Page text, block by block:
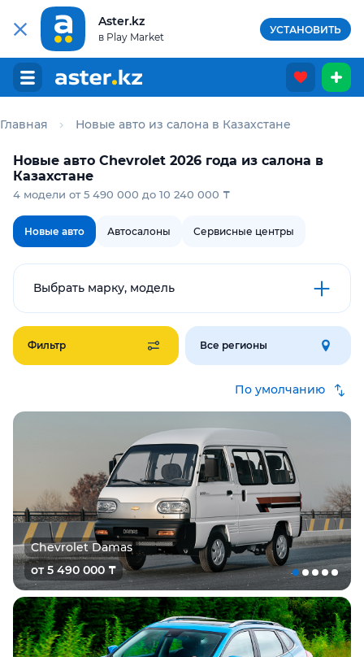
Aster.kz
в Play Market
УСТАНОВИТЬ
Главная Новые авто из салона в Казахстане
Новые авто Chevrolet 2026 года из салона в
Казахстане
4 модели от 5 490 000 до 10 240 000 ₸
Новые авто Автосалоны Сервисные центры
Выбрать марку, модель
Фильтр Все регионы
По умолчанию
Chevrolet Damas
от 5 490 000 ₸